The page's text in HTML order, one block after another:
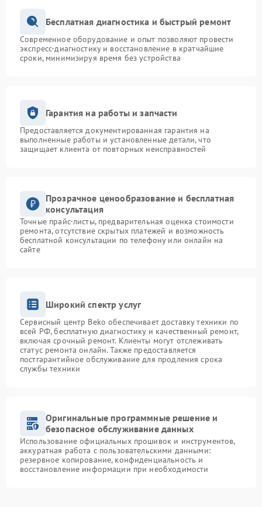
Бесплатная диагностика и быстрый ремонт
Современное оборудование и опыт позволяют провести
экспресс-диагностику и восстановление в кратчайшие
сроки, минимизируя время без устройства
Гарантия на работы и запчасти
Предоставляется документированная гарантия на
выполненные работы и установленные детали, что
защищает клиента от повторных неисправностей
Прозрачное ценообразование и бесплатная
консультация
Точные прайс-листы, предварительная оценка стоимости
ремонта, отсутствие скрытых платежей и возможность
бесплатной консультации по телефону или онлайн на
сайте
Широкий спектр услуг
Сервисный центр Beko обеспечивает доставку техники по
всей РФ, бесплатную диагностику и качественный ремонт,
включая срочный ремонт. Клиенты могут отслеживать
статус ремонта онлайн. Также предоставляется
постгарантийное обслуживание для продления срока
службы техники
Оригинальные программные решение и
безопасное обслуживание данных
Использование официальных прошивок и инструментов,
аккуратная работа с пользовательскими данными:
резервное копирование, конфиденциальность и
восстановление информации при необходимости